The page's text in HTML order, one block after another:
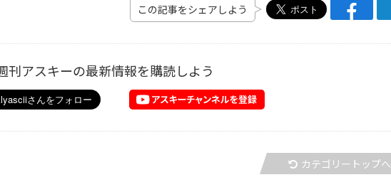
この記事をシェアしよう
刊アスキーの最新情報を購読しよう
カテゴリートップへ